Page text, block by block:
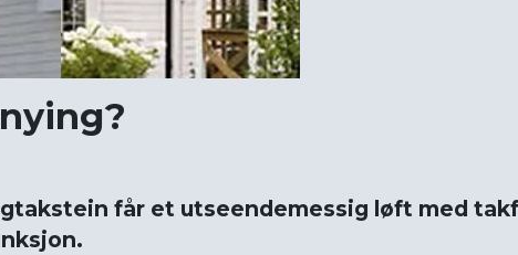
får et utseendemessig løft med